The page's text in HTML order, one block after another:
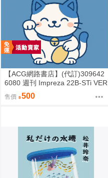
【ACG網路書店】(代訂)309642
6080 週刊 Impreza 22B-STi VER
SION をつくる (2)
售價 500